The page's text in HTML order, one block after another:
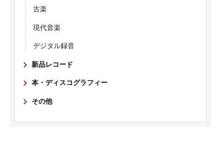
古楽
現代音楽
デジタル録音
新品レコード
本・ディスコグラフィー
その他